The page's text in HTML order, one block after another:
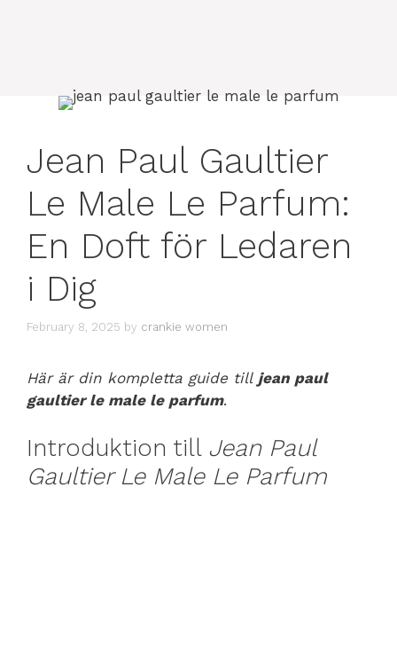
Jean Paul Gaultier
Le Male Le Parfum:
En Doft för Ledaren
i Dig
February 8, 2025 by crankie women
Här är din kompletta guide till jean paul
gaultier le male le parfum.
Introduktion till Jean Paul
Gaultier Le Male Le Parfum